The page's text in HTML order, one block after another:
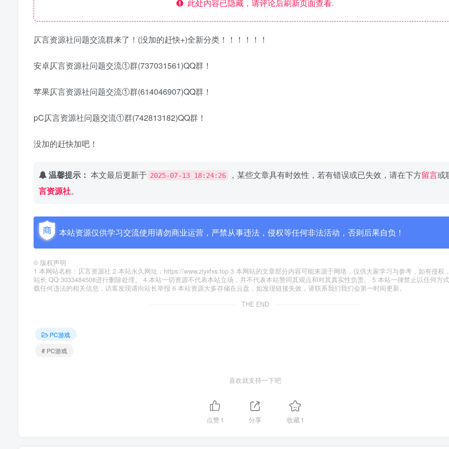
此处内容已隐藏，请评论后刷新页面查看.
仄言资源社问题交流群来了！(没加的赶快+)全新分类！！！！！！
安卓仄言资源社问题交流①群(737031561)QQ群！
苹果仄言资源社问题交流①群(614046907)QQ群！
pC仄言资源社问题交流①群(742813182)QQ群！
没加的赶快加吧！
温馨提示： 本文最后更新于 2025-07-13 18:24:26 ，某些文章具有时效性，若有错误或已失效，请在下方留言或
言资源社。
本站资源仅供学习交流使用请勿商业运营，严禁从事违法，侵权等任何非法活动，否则后果自负！
© 版权声明
1 本网站名称：仄言资源社 2 本站永久网址：https://www.ziyxfxs.top 3 本网站的文章部分内容可能来源于网络，仅供大家学习与参考，如有侵权
站长 QQ:3033484508进行删除处理。 4 本站一切资源不代表本站立场，并不代表本站赞同其观点和对其真实性负责。 5 本站一律禁止以任何方
载任何违法的相关信息，访客发现请向站长举报 6 本站资源大多存储在云盘，如发现链接失效，请联系我们我们会第一时间更新。
THE END
PC游戏
# PC游戏
喜欢就支持一下吧
点赞1 分享 收藏1